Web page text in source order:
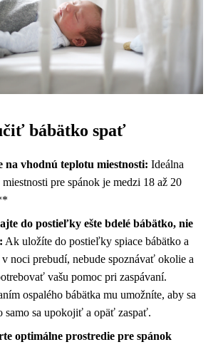
bábätko spať
na vhodnú teplotu miestnosti: Ideálna
miestnosti pre spánok je medzi 18 až 20
do postieľky ešte bdelé bábätko, nie
Ak uložíte do postieľky spiace bábätko a
v noci prebudí, nebude spoznávať okolie a
vašu pomoc pri zaspávaní.
ospalého bábätka mu umožníte, aby sa
samo sa upokojiť a opäť zaspať.
optimálne prostredie pre spánok